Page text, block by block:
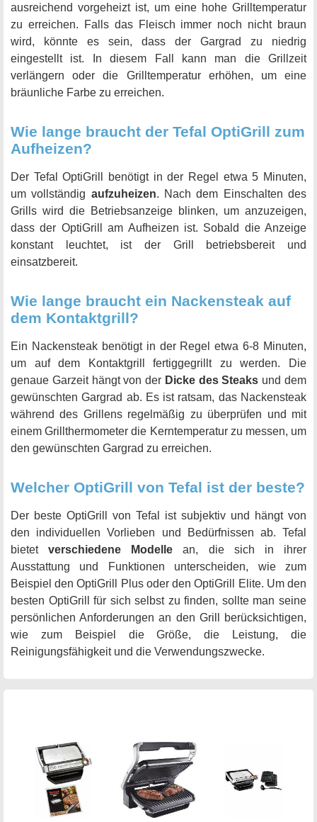
ausreichend vorgeheizt ist, um eine hohe Grilltemperatur
zu erreichen. Falls das Fleisch immer noch nicht braun
wird, könnte es sein, dass der Gargrad zu niedrig
eingestellt ist. In diesem Fall kann man die Grillzeit
verlängern oder die Grilltemperatur erhöhen, um eine
bräunliche Farbe zu erreichen.
Wie lange braucht der Tefal OptiGrill zum
Aufheizen?
Der Tefal OptiGrill benötigt in der Regel etwa 5 Minuten,
um vollständig aufzuheizen. Nach dem Einschalten des
Grills wird die Betriebsanzeige blinken, um anzuzeigen,
dass der OptiGrill am Aufheizen ist. Sobald die Anzeige
konstant leuchtet, ist der Grill betriebsbereit und
einsatzbereit.
Wie lange braucht ein Nackensteak auf
dem Kontaktgrill?
Ein Nackensteak benötigt in der Regel etwa 6-8 Minuten,
um auf dem Kontaktgrill fertiggegrillt zu werden. Die
genaue Garzeit hängt von der Dicke des Steaks und dem
gewünschten Gargrad ab. Es ist ratsam, das Nackensteak
während des Grillens regelmäßig zu überprüfen und mit
einem Grillthermometer die Kerntemperatur zu messen, um
den gewünschten Gargrad zu erreichen.
Welcher OptiGrill von Tefal ist der beste?
Der beste OptiGrill von Tefal ist subjektiv und hängt von
den individuellen Vorlieben und Bedürfnissen ab. Tefal
bietetverschiedene Modelle an, die sich in ihrer
Ausstattung und Funktionen unterscheiden, wie zum
Beispiel den OptiGrill Plus oder den OptiGrill Elite. Um den
besten OptiGrill für sich selbst zu finden, sollte man seine
persönlichen Anforderungen an den Grill berücksichtigen,
wie zum Beispiel die Größe, die Leistung, die
Reinigungsfähigkeit und die Verwendungszwecke.